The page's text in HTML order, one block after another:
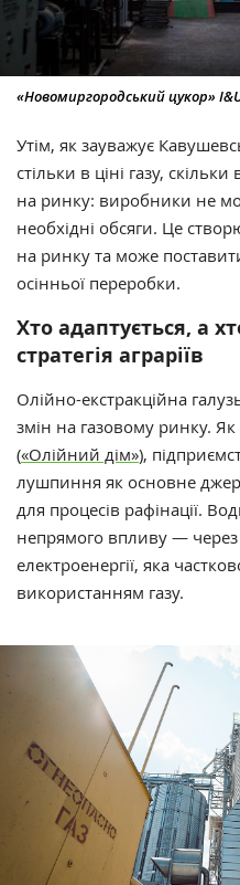
«Новомиргородський цукор»
Утім, як зауважує
стільки в ціні газу,
на ринку: виробники не
необхідні обсяги. Це
на ринку та може
осінньої переробки.
Хто адаптується, а
стратегія аграріїв
Олійно-екстракційна
змін на газовому ринку.
(«Олійний дім»),
лушпиння як основне
для процесів рафінації.
непрямого впливу —
електроенергії, яка
використанням газу.